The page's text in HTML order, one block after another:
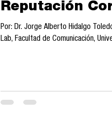
Reputación
Por: Dr. Jorge Alberto Hidalgo
Lab, Facultad de Comunicación,